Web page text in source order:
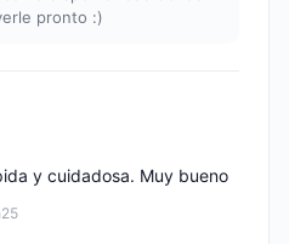
pronto :)
y cuidadosa. Muy bueno